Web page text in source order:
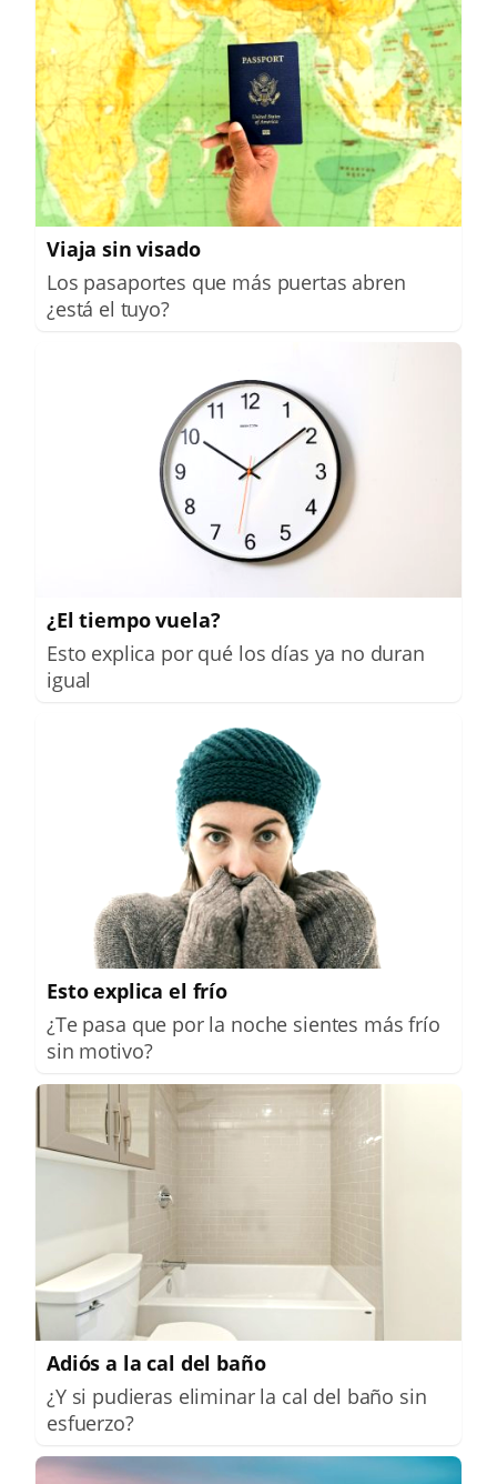
Viaja sin visado
Los pasaportes que más puertas abren
¿está el tuyo?
¿El tiempo vuela?
Esto explica por qué los días ya no duran
igual
Esto explica el frío
¿Te pasa que por la noche sientes más frío
sin motivo?
Adiós a la cal del baño
¿Y si pudieras eliminar la cal del baño sin
esfuerzo?